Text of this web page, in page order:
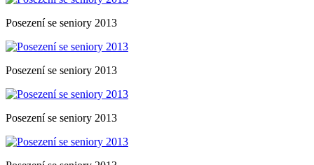
Posezení se seniory 2013
Posezení se seniory 2013
Posezení se seniory 2013